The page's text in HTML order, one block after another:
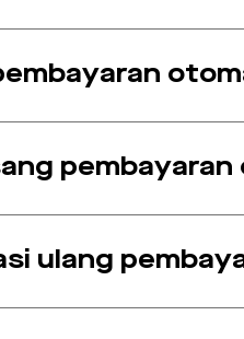
ulang